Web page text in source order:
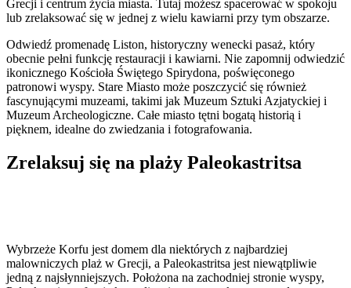
Grecji i centrum życia miasta. Tutaj możesz spacerować w spokoju
lub zrelaksować się w jednej z wielu kawiarni przy tym obszarze.
Odwiedź promenadę Liston, historyczny wenecki pasaż, który
obecnie pełni funkcję restauracji i kawiarni. Nie zapomnij odwiedzić
ikonicznego Kościoła Świętego Spirydona, poświęconego
patronowi wyspy. Stare Miasto może poszczycić się również
fascynującymi muzeami, takimi jak Muzeum Sztuki Azjatyckiej i
Muzeum Archeologiczne. Całe miasto tętni bogatą historią i
pięknem, idealne do zwiedzania i fotografowania.
Zrelaksuj się na plaży Paleokastritsa
Wybrzeże Korfu jest domem dla niektórych z najbardziej
malowniczych plaż w Grecji, a Paleokastritsa jest niewątpliwie
jedną z najsłynniejszych. Położona na zachodniej stronie wyspy,